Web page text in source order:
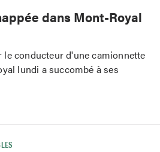
dans Mont-Royal
le conducteur d'une camionnette
lundi a succombé à ses